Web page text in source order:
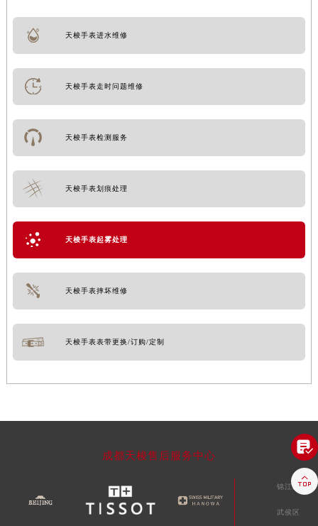
天梭手表进水维修
天梭手表走时问题维修
天梭手表检测服务
天梭手表划痕处理
天梭手表起雾处理
天梭手表摔坏维修
天梭手表表带更换/订购/定制
成都天梭售后服务中心
锦江区
武侯区

